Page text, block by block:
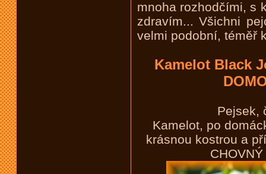
mnoha rozhodčími, s
zdravím... Všichni
velmi podobní, téměř
Kamelot Black
Pejsek,
Kamelot, po
krásnou kostrou a